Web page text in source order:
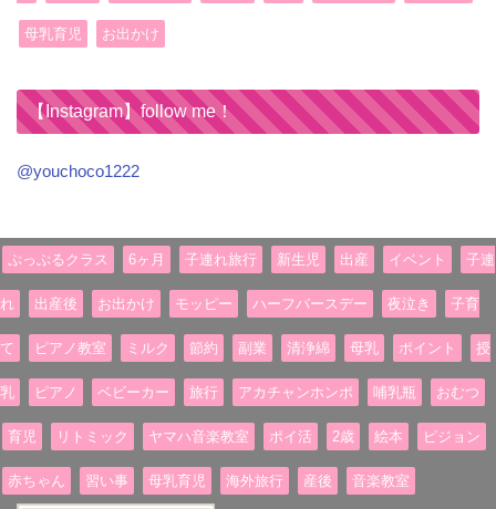
母乳育児 お出かけ
【Instagram】follow me！
@youchoco1222
ぷっぷるクラス 6ヶ月 子連れ旅行 新生児 出産 イベント 子連
れ 出産後 お出かけ モッピー ハーフバースデー 夜泣き 子育
て ピアノ教室 ミルク 節約 副業 清浄綿 母乳 ポイント 授
乳 ピアノ ベビーカー 旅行 アカチャンホンポ 哺乳瓶 おむつ
育児 リトミック ヤマハ音楽教室 ポイ活 2歳 絵本 ピジョン
赤ちゃん 習い事 母乳育児 海外旅行 産後 音楽教室